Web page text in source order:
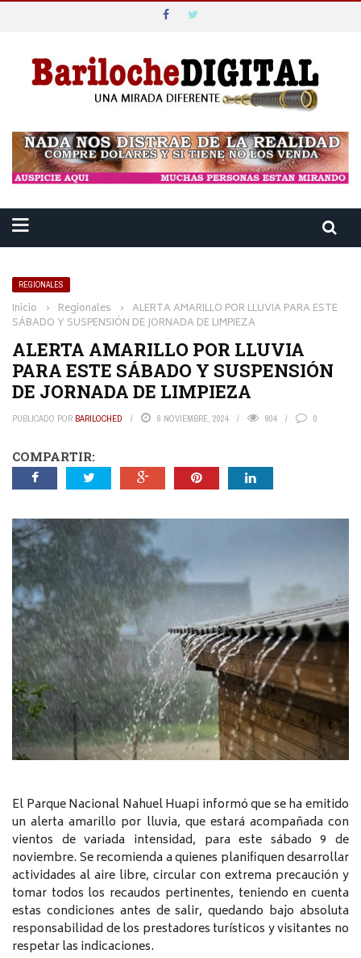
REGIONALES
Inicio › Regionales › ALERTA AMARILLO POR LLUVIA PARA ESTE
SÁBADO Y SUSPENSIÓN DE JORNADA DE LIMPIEZA
ALERTA AMARILLO POR LLUVIA
PARA ESTE SÁBADO Y SUSPENSIÓN
DE JORNADA DE LIMPIEZA
PUBLICADO POR BARILOCHED 8 NOVIEMBRE, 2024 904 0
COMPARTIR:
El Parque Nacional Nahuel Huapi informó que se ha emitido
un alerta amarillo por lluvia, que estará acompañada con
vientos de variada intensidad, para este sábado 9 de
noviembre. Se recomienda a quienes planifiquen desarrollar
actividades al aire libre, circular con extrema precaución y
tomar todos los recaudos pertinentes, teniendo en cuenta
estas condiciones antes de salir, quedando bajo absoluta
responsabilidad de los prestadores turísticos y visitantes no
respetar las indicaciones.